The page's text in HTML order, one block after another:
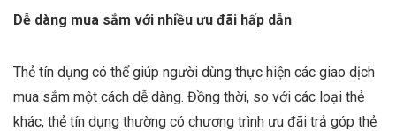
Dễ dàng mua sắm với nhiều ưu đãi hấp dẫn
Thẻ tín dụng có thể giúp người dùng thực hiện các giao dịch
mua sắm một cách dễ dàng. Đồng thời, so với các loại thẻ
khác, thẻ tín dụng thường có chương trình ưu đãi trả góp thẻ